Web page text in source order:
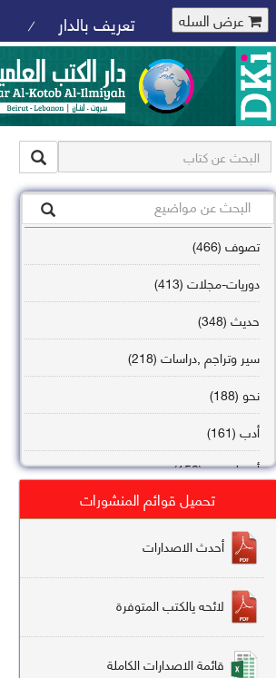
عرض السله تعريف بالدار /
تصوف (466)
دوريات-مجلات (413)
حديث (348)
سير وتراجم ,دراسات (218)
نحو (188)
أدب (161)
أصول فقه (158)
تاريخ (138)
فقه شافعي (132)
فقه حنفي (113)
فقه مالكي (112)
تحميل قوائم المنشورات
أحدث الاصدارات
لائحه يالكتب المتوفرة
قائمة الاصدارات الكاملة